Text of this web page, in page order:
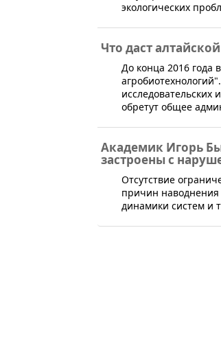
экологических
Что даст
​До конца 2016 года
исследовательских
обретут общее
Академик Игорь
застроены с
​Отсутствие
причин наводнения
динамики систем и